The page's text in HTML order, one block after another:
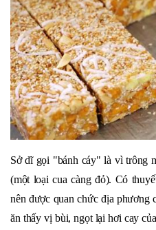
Sở dĩ gọi "bánh cáy" là vì trông
(một loại cua càng đỏ). Có
nên được quan chức địa phương
ăn thấy vị bùi, ngọt lại hơi cay